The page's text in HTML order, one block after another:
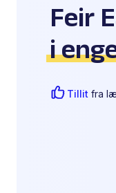
Feir
i
Tillit fra